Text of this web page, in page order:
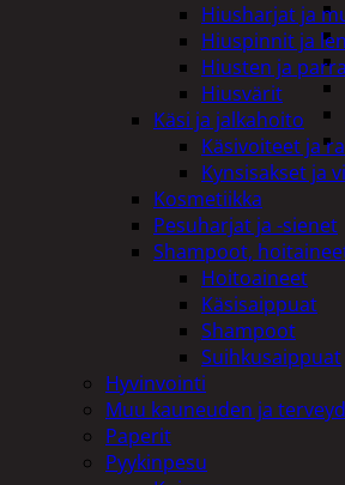
Hiusharjat ja
Hiuspinnit ja
Hiusten ja
Hiusvärit
Käsi ja jalkahoito
Käsivoiteet ja
Kynsisakset ja
Kosmetiikka
Pesuharjat ja -sienet
Shampoot,
Hoitoaineet
Käsisaippuat
Shampoot
Suihkusaippuat
Hyvinvointi
Muu kauneuden ja
Paperit
Pyykinpesu